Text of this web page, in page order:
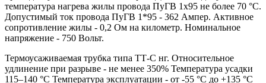
температура нагрева жилы провода ПуГВ 1х95 не более 70 °С.
Допустимый ток провода ПуГВ 1*95 - 362 Ампер. Активное
сопротивление жилы - 0,2 Ом на километр. Номинальное
напряжение - 750 Вольт.
Термоусаживаемая трубка типа ТТ-С нг. Относительное
удлинение при разрыве - не менее 350% Температура усадки
115–140 °C Температура эксплуатации - от -55 °C до +135 °C